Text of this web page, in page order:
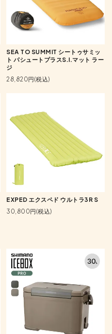
SEA TO SUMMIT シートゥサミッ
ト パシュートプラスS.I.マット ラー
ジ
28,820円(税込)
EXPED エクスペド ウルトラ3R S
30,800円(税込)